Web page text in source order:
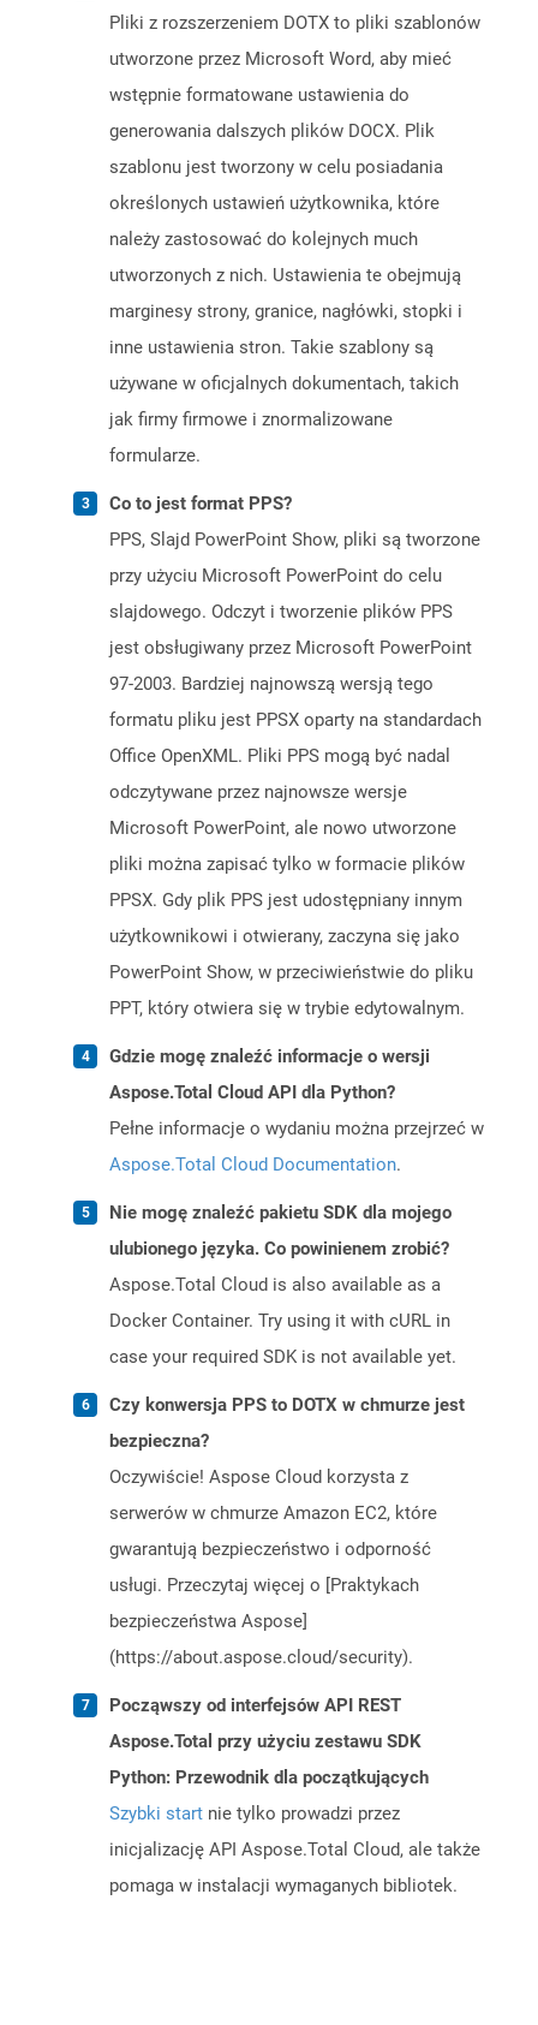
Pliki z rozszerzeniem DOTX to pliki szablonów
utworzone przez Microsoft Word, aby mieć
wstępnie formatowane ustawienia do
generowania dalszych plików DOCX. Plik
szablonu jest tworzony w celu posiadania
określonych ustawień użytkownika, które
należy zastosować do kolejnych much
utworzonych z nich. Ustawienia te obejmują
marginesy strony, granice, nagłówki, stopki i
inne ustawienia stron. Takie szablony są
używane w oficjalnych dokumentach, takich
jak firmy firmowe i znormalizowane
formularze.
Co to jest format PPS?
PPS, Slajd PowerPoint Show, pliki są tworzone
przy użyciu Microsoft PowerPoint do celu
slajdowego. Odczyt i tworzenie plików PPS
jest obsługiwany przez Microsoft PowerPoint
97-2003. Bardziej najnowszą wersją tego
formatu pliku jest PPSX oparty na standardach
Office OpenXML. Pliki PPS mogą być nadal
odczytywane przez najnowsze wersje
Microsoft PowerPoint, ale nowo utworzone
pliki można zapisać tylko w formacie plików
PPSX. Gdy plik PPS jest udostępniany innym
użytkownikowi i otwierany, zaczyna się jako
PowerPoint Show, w przeciwieństwie do pliku
PPT, który otwiera się w trybie edytowalnym.
Gdzie mogę znaleźć informacje o wersji
Aspose.Total Cloud API dla Python?
Pełne informacje o wydaniu można przejrzeć w
Aspose.Total Cloud Documentation.
Nie mogę znaleźć pakietu SDK dla mojego
ulubionego języka. Co powinienem zrobić?
Aspose.Total Cloud is also available as a
Docker Container. Try using it with cURL in
case your required SDK is not available yet.
Czy konwersja PPS to DOTX w chmurze jest
bezpieczna?
Oczywiście! Aspose Cloud korzysta z
serwerów w chmurze Amazon EC2, które
gwarantują bezpieczeństwo i odporność
usługi. Przeczytaj więcej o [Praktykach
bezpieczeństwa Aspose]
(https://about.aspose.cloud/security).
Począwszy od interfejsów API REST
Aspose.Total przy użyciu zestawu SDK
Python: Przewodnik dla początkujących
Szybki start nie tylko prowadzi przez
inicjalizację API Aspose.Total Cloud, ale także
pomaga w instalacji wymaganych bibliotek.